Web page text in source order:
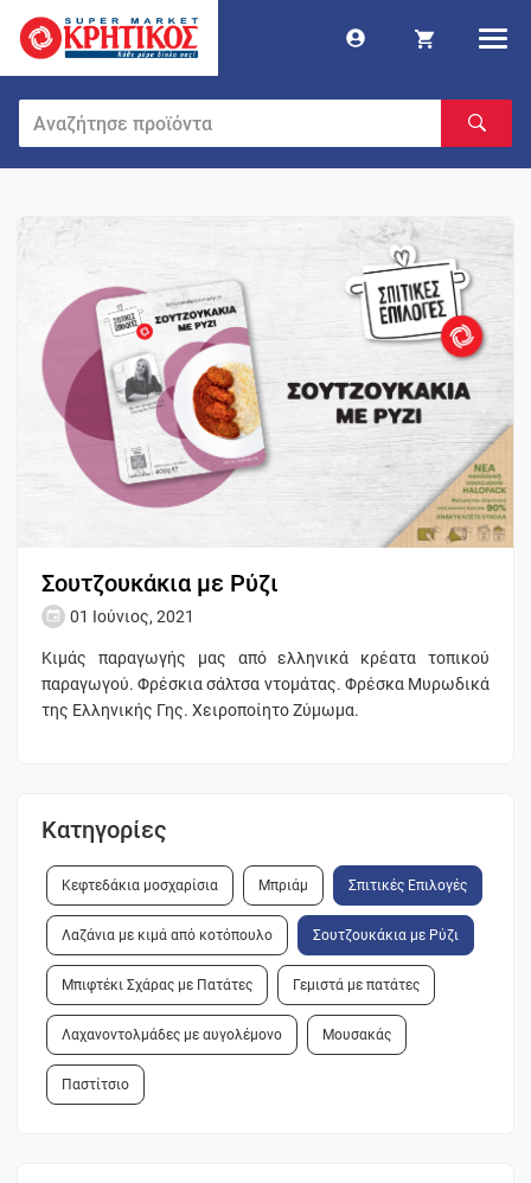
Σουτζουκάκια με Ρύζι
01 Ιούνιος, 2021
Κιμάς παραγωγής μας από ελληνικά κρέατα τοπικού
παραγωγού. Φρέσκια σάλτσα ντομάτας. Φρέσκα Μυρωδικά
της Ελληνικής Γης. Χειροποίητο Ζύμωμα.
Κατηγορίες
Κεφτεδάκια μοσχαρίσια Μπριάμ Σπιτικές Επιλογές
Λαζάνια με κιμά από κοτόπουλο Σουτζουκάκια με Ρύζι
Μπιφτέκι Σχάρας με Πατάτες Γεμιστά με πατάτες
Λαχανοντολμάδες με αυγολέμονο Μουσακάς
Παστίτσιο